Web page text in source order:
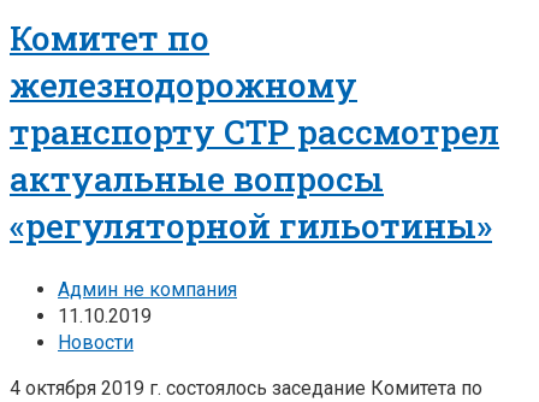
Комитет по
железнодорожному
транспорту СТР рассмотрел
актуальные вопросы
«регуляторной гильотины»
Админ не компания
11.10.2019
Новости
4 октября 2019 г. состоялось заседание Комитета по